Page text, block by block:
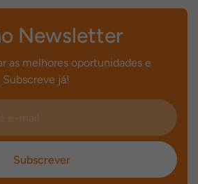
Newsletter
as melhores oportunidades e
já!
Subscrever